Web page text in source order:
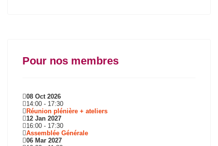
Pour nos membres
08 Oct 2026
14:00 - 17:30
Réunion plénière + ateliers
12 Jan 2027
16:00 - 17:30
Assemblée Générale
06 Mar 2027